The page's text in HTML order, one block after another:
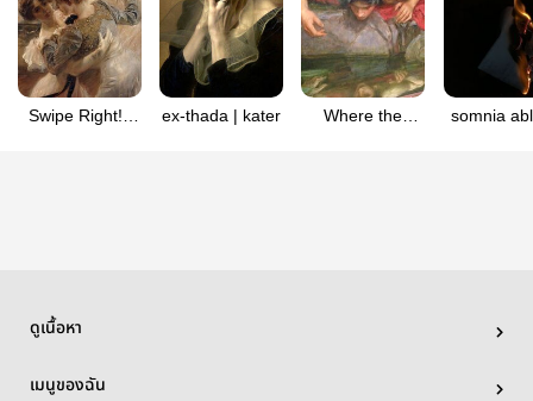
Swipe Right! |
ex-thada | kater
Where the
somnia
ดูเนื้อหา
เมนูของฉัน